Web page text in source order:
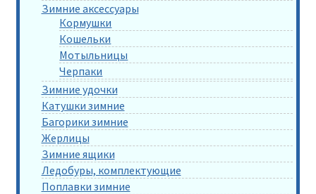
Зимние аксессуары
Кормушки
Кошельки
Мотыльницы
Черпаки
Зимние удочки
Катушки зимние
Багорики зимние
Жерлицы
Зимние ящики
Ледобуры, комплектующие
Поплавки зимние